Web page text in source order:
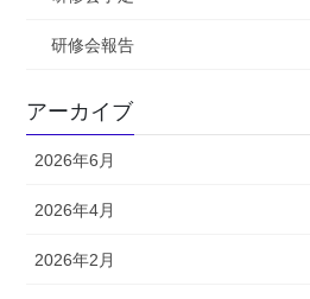
研修会報告
アーカイブ
2026年6月
2026年4月
2026年2月